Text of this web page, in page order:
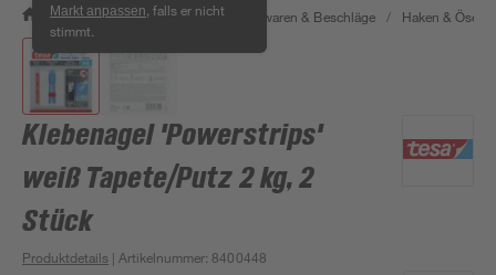
Markt anpassen , falls er nicht
stimmt.
/ Werkstatt & Maschinen / Eisenwaren & Beschläge / Haken & Ösen
Klebenagel 'Powerstrips'
weiß Tapete/Putz 2 kg, 2
Stück
Produktdetails | Artikelnummer: 8400448